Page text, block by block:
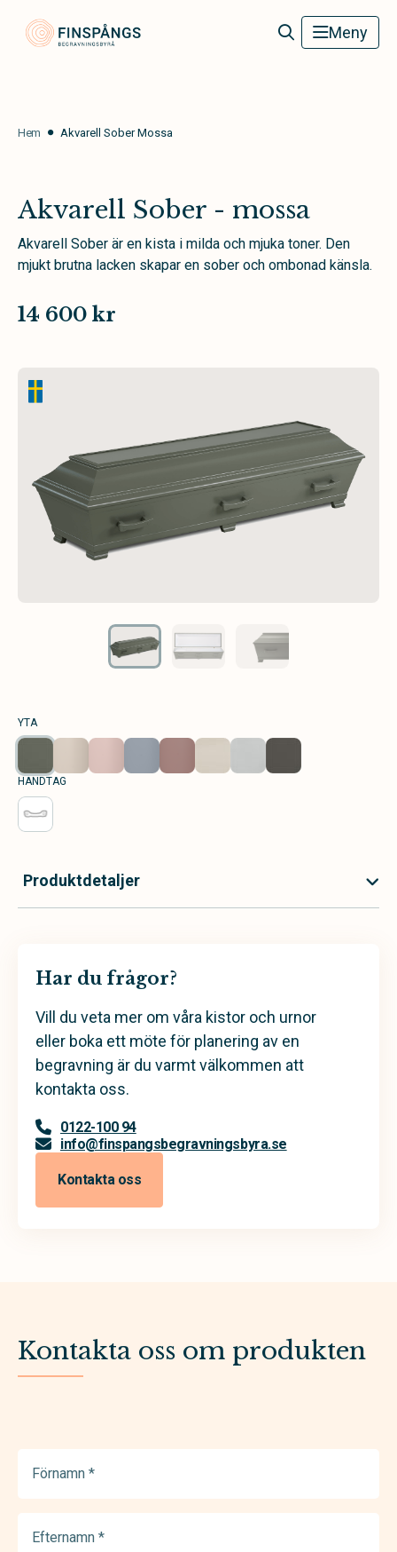
Finspångs Begravningsbyrå Meny
Hem Akvarell Sober Mossa
Akvarell Sober - mossa
Akvarell Sober är en kista i milda och mjuka toner. Den
mjukt brutna lacken skapar en sober och ombonad känsla.
14 600 kr
YTA
HANDTAG
Produktdetaljer
Har du frågor?
Vill du veta mer om våra kistor och urnor
eller boka ett möte för planering av en
begravning är du varmt välkommen att
kontakta oss.
0122-100 94
info@finspangsbegravningsbyra.se
Kontakta oss
Kontakta oss om produkten
(Required)
(Required)